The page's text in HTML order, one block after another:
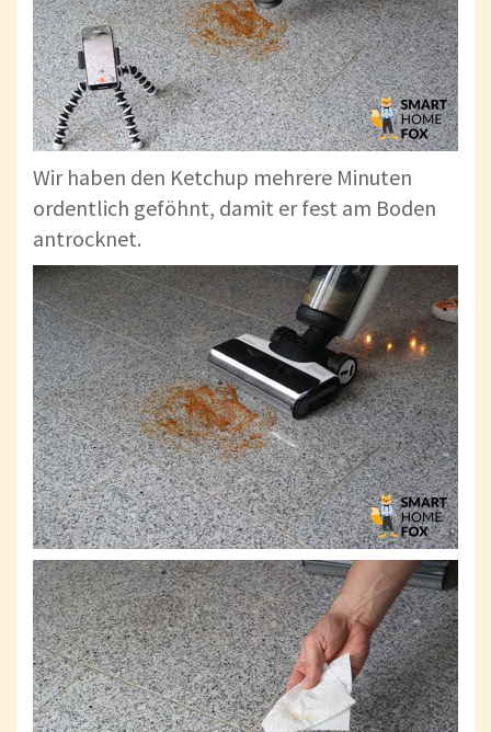
Wir haben den Ketchup mehrere Minuten
ordentlich geföhnt, damit er fest am Boden
antrocknet.